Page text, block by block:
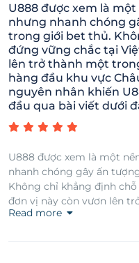
U888 được xem là
nhưng nhanh chóng
trong giới bet thủ.
đứng vững chắc tại
lên trở thành một
hàng đầu khu vực
nguyên nhân khiến
đầu qua bài viết dưới
U888 được xem là một
nhanh chóng gây ấn
Không chỉ khẳng định
đơn vị này còn vươn lên
đẳng cấp hàng đầu khu
Read more